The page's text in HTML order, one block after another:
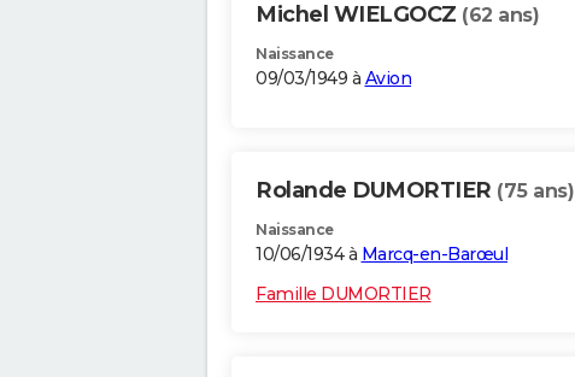
Michel WIELGOCZ (62 ans)
Naissance
09/03/1949 à Avion
Rolande DUMORTIER (75 ans)
Naissance
10/06/1934 à Marcq-en-Barœul
Famille DUMORTIER